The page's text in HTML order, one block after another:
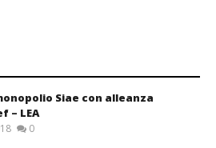
Siae con alleanza
– LEA
0